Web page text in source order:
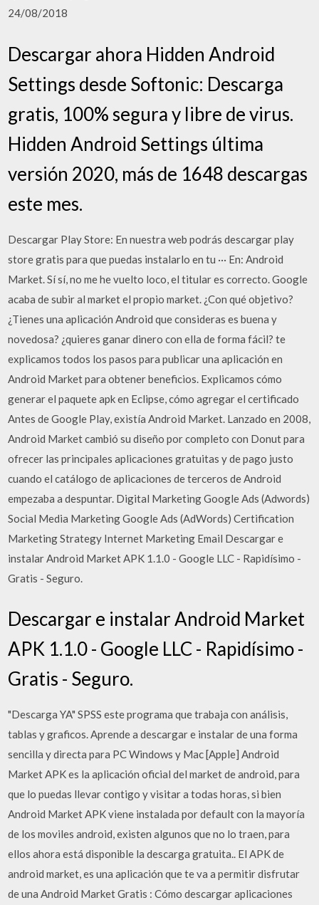
24/08/2018
Descargar ahora Hidden Android
Settings desde Softonic: Descarga
gratis, 100% segura y libre de virus.
Hidden Android Settings última
versión 2020, más de 1648 descargas
este mes.
Descargar Play Store: En nuestra web podrás descargar play
store gratis para que puedas instalarlo en tu ··· En: Android
Market. Sí sí, no me he vuelto loco, el titular es correcto. Google
acaba de subir al market el propio market. ¿Con qué objetivo?
¿Tienes una aplicación Android que consideras es buena y
novedosa? ¿quieres ganar dinero con ella de forma fácil? te
explicamos todos los pasos para publicar una aplicación en
Android Market para obtener beneficios. Explicamos cómo
generar el paquete apk en Eclipse, cómo agregar el certificado
Antes de Google Play, existía Android Market. Lanzado en 2008,
Android Market cambió su diseño por completo con Donut para
ofrecer las principales aplicaciones gratuitas y de pago justo
cuando el catálogo de aplicaciones de terceros de Android
empezaba a despuntar. Digital Marketing Google Ads (Adwords)
Social Media Marketing Google Ads (AdWords) Certification
Marketing Strategy Internet Marketing Email Descargar e
instalar Android Market APK 1.1.0 - Google LLC - Rapidísimo -
Gratis - Seguro.
Descargar e instalar Android Market
APK 1.1.0 - Google LLC - Rapidísimo -
Gratis - Seguro.
"Descarga YA" SPSS este programa que trabaja con análisis,
tablas y graficos. Aprende a descargar e instalar de una forma
sencilla y directa para PC Windows y Mac [Apple] Android
Market APK es la aplicación oficial del market de android, para
que lo puedas llevar contigo y visitar a todas horas, si bien
Android Market APK viene instalada por default con la mayoría
de los moviles android, existen algunos que no lo traen, para
ellos ahora está disponible la descarga gratuita.. El APK de
android market, es una aplicación que te va a permitir disfrutar
de una Android Market Gratis : Cómo descargar aplicaciones